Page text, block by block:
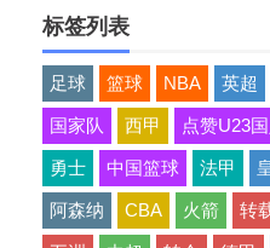
日后留队 成为买断候选
标签列表
足球 篮球 NBA 英超
国家队 西甲 点赞U23
勇士 中国篮球 法甲
阿森纳 CBA 火箭 转